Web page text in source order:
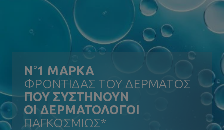
N°1 ΜΑΡΚΑ
ΦΡΟΝΤΙΔΑΣ ΤΟΥ ΔΕΡΜΑΤΟΣ
ΠΟΥ ΣΥΣΤΗΝΟΥΝ
ΟΙ ΔΕΡΜΑΤΟΛΟΓΟΙ
ΠΑΓΚΟΣΜΙΩΣ*